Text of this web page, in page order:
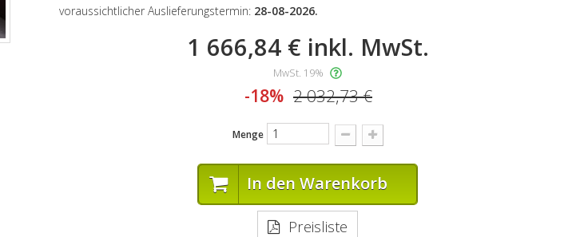
voraussichtlicher Auslieferungstermin: 28-08-2026.
1 666,84 € inkl. MwSt.
MwSt. 19%
-18% 2 032,73 €
Menge
In den Warenkorb
Preisliste